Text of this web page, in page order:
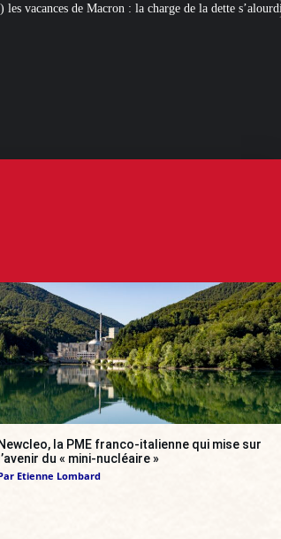
de la dette s’alourdit Newcleo, la PME
Newcleo, la PME franco-italienne qui mise sur
l’avenir du « mini-nucléaire »
Etienne Lombard